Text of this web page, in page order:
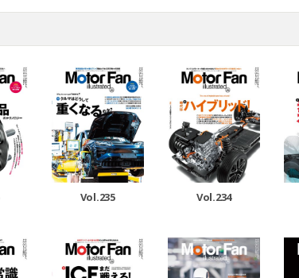
Vol.235 Vol.234